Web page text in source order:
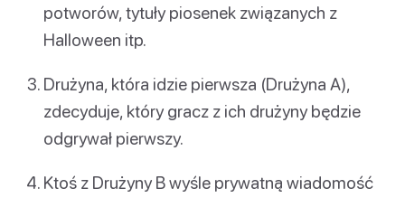
potworów, tytuły piosenek związanych z
Halloween itp.
Drużyna, która idzie pierwsza (Drużyna A),
zdecyduje, który gracz z ich drużyny będzie
odgrywał pierwszy.
Ktoś z Drużyny B wyśle prywatną wiadomość